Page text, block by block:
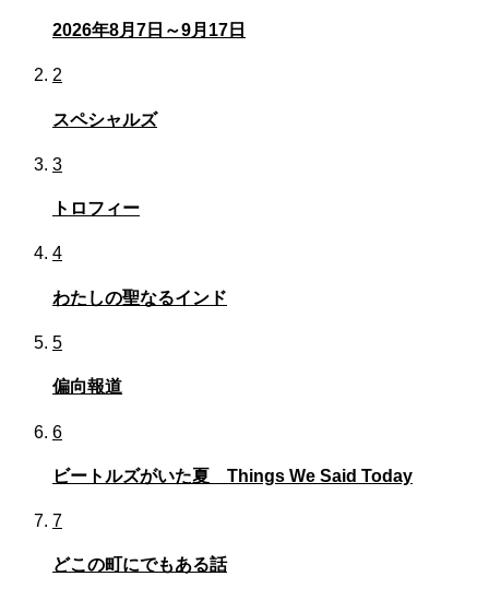
2026年8月7日～9月17日
2
スペシャルズ
3
トロフィー
4
わたしの聖なるインド
5
偏向報道
6
ビートルズがいた夏 Things We Said Today
7
どこの町にでもある話